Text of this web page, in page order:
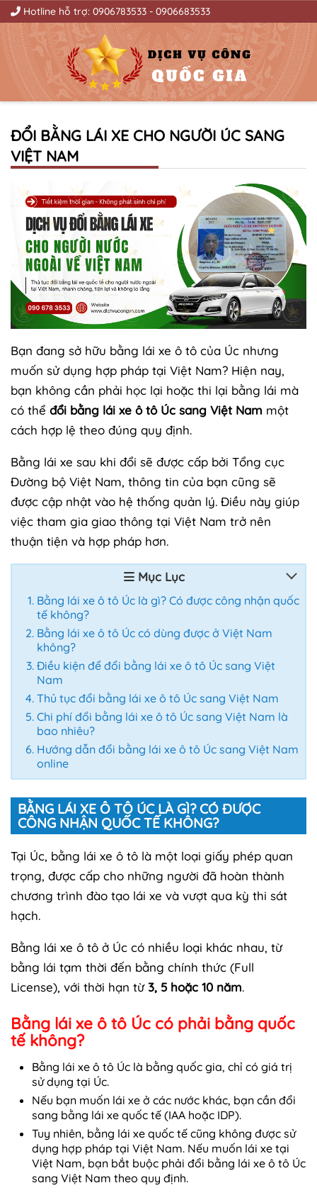
Hotline hỗ trợ: 0906783533 - 0906683533
ĐỔI BẰNG LÁI XE CHO NGƯỜI ÚC SANG
VIỆT NAM
Bạn đang sở hữu bằng lái xe ô tô của Úc nhưng
muốn sử dụng hợp pháp tại Việt Nam? Hiện nay,
bạn không cần phải học lại hoặc thi lại bằng lái mà
có thể đổi bằng lái xe ô tô Úc sang Việt Nam một
cách hợp lệ theo đúng quy định.
Bằng lái xe sau khi đổi sẽ được cấp bởi Tổng cục
Đường bộ Việt Nam, thông tin của bạn cũng sẽ
được cập nhật vào hệ thống quản lý. Điều này giúp
việc tham gia giao thông tại Việt Nam trở nên
thuận tiện và hợp pháp hơn.
Mục Lục
Bằng lái xe ô tô Úc là gì? Có được công nhận quốc
tế không?
Bằng lái xe ô tô Úc có dùng được ở Việt Nam
không?
Điều kiện để đổi bằng lái xe ô tô Úc sang Việt
Nam
Thủ tục đổi bằng lái xe ô tô Úc sang Việt Nam
Chi phí đổi bằng lái xe ô tô Úc sang Việt Nam là
bao nhiêu?
Hướng dẫn đổi bằng lái xe ô tô Úc sang Việt Nam
online
BẰNG LÁI XE Ô TÔ ÚC LÀ GÌ? CÓ ĐƯỢC
CÔNG NHẬN QUỐC TẾ KHÔNG?
Tại Úc, bằng lái xe ô tô là một loại giấy phép quan
trọng, được cấp cho những người đã hoàn thành
chương trình đào tạo lái xe và vượt qua kỳ thi sát
hạch.
Bằng lái xe ô tô ở Úc có nhiều loại khác nhau, từ
bằng lái tạm thời đến bằng chính thức (Full
License), với thời hạn từ3, 5 hoặc 10 năm.
Bằng lái xe ô tô Úc có phải bằng quốc
tế không?
Bằng lái xe ô tô Úc là bằng quốc gia, chỉ có giá trị
sử dụng tại Úc.
Nếu bạn muốn lái xe ở các nước khác, bạn cần đổi
sang bằng lái xe quốc tế (IAA hoặc IDP).
Tuy nhiên, bằng lái xe quốc tế cũng không được sử
dụng hợp pháp tại Việt Nam. Nếu muốn lái xe tại
Việt Nam, bạn bắt buộc phải đổi bằng lái xe ô tô Úc
sang Việt Nam theo quy định.